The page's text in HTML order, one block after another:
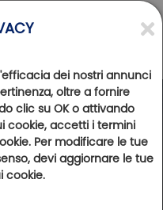
dei nostri annunci
oltre a fornire
clic su OK o attivando
cookie, accetti i termini
Per modificare le tue
devi aggiornare le tue
cookie.
Photos Videos